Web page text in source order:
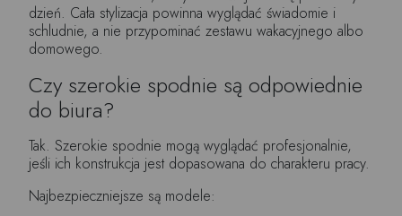
dzień. Cała stylizacja powinna wyglądać świadomie i
schludnie, a nie przypominać zestawu wakacyjnego albo
domowego.
Czy szerokie spodnie są odpowiednie
do biura?
Tak. Szerokie spodnie mogą wyglądać profesjonalnie,
jeśli ich konstrukcja jest dopasowana do charakteru pracy.
Najbezpieczniejsze są modele: